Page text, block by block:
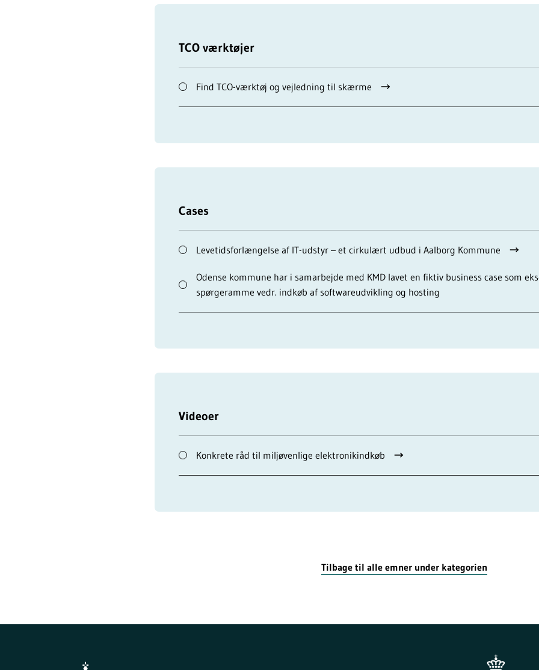
TCO værktøjer
Find TCO-værktøj og vejledning til skærme
Cases
Levetidsforlængelse af IT-udstyr – et cirkulært udbud i Aalborg Kommune
Odense kommune har i samarbejde med KMD lavet en fiktiv business case som
spørgeramme vedr. indkøb af softwareudvikling og hosting
Videoer
Konkrete råd til miljøvenlige elektronikindkøb
Tilbage til alle emner under kategorien